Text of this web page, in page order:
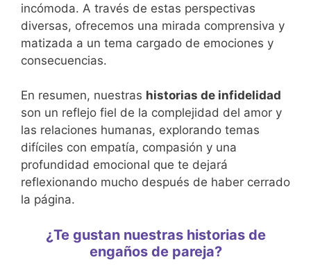
incómoda. A través de estas perspectivas
diversas, ofrecemos una mirada comprensiva y
matizada a un tema cargado de emociones y
consecuencias.
En resumen, nuestras historias de infidelidad
son un reflejo fiel de la complejidad del amor y
las relaciones humanas, explorando temas
difíciles con empatía, compasión y una
profundidad emocional que te dejará
reflexionando mucho después de haber cerrado
la página.
¿Te gustan nuestras historias de
engaños de pareja?